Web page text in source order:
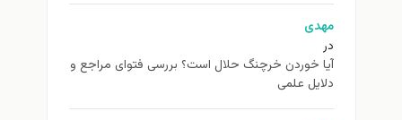
مهدی
در
آیا خوردن خرچنگ حلال است؟ بررسی فتوای مراجع و
دلایل علمی